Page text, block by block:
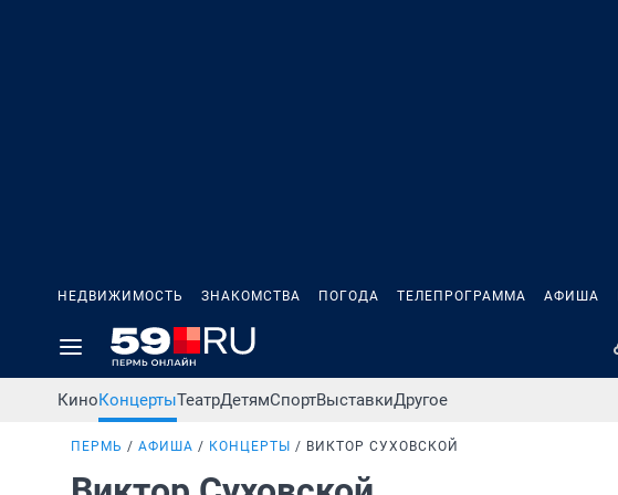
НЕДВИЖИМОСТЬ ЗНАКОМСТВА ПОГОДА ТЕЛЕПРОГРАММА АФИША
КиноКонцертыТеатрДетямСпортВыставкиДругое
ПЕРМЬ АФИША КОНЦЕРТЫ ВИКТОР СУХОВСКОЙ